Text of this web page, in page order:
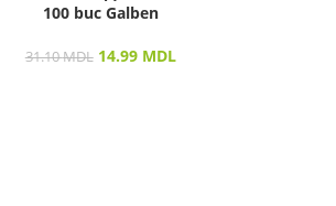
100 buc Galben
31.10MDL 14.99 MDL